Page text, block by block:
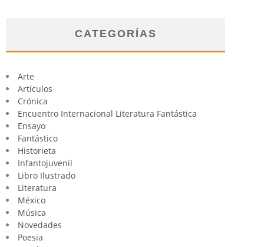
CATEGORÍAS
Arte
Artículos
Crónica
Encuentro Internacional Literatura Fantástica
Ensayo
Fantástico
Historieta
Infantojuvenil
Libro Ilustrado
Literatura
México
Música
Novedades
Poesia